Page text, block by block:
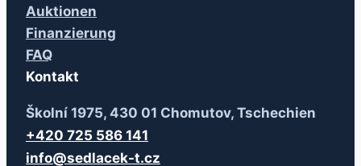
Auktionen
Finanzierung
FAQ
Kontakt
Školní 1975, 430 01 Chomutov, Tschechien
+420 725 586 141
info@sedlacek-t.cz